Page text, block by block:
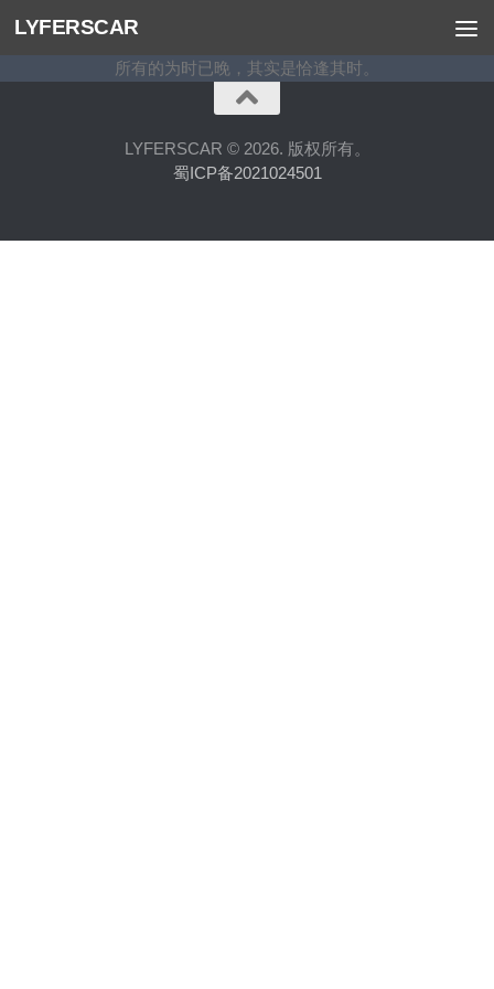
跳至内容
LYFERSCAR
所有的为时已晚，其实是恰逢其时。
LYFERSCAR © 2026. 版权所有。
蜀ICP备2021024501